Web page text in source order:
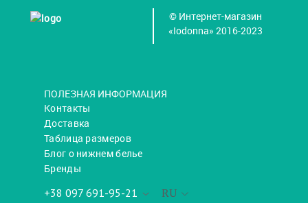
© Интернет-магазин
«Iodonna» 2016-2023
ПОЛЕЗНАЯ ИНФОРМАЦИЯ
Контакты
Доставка
Таблица размеров
Блог о нижнем белье
Бренды
RU
+38 097 691-95-21